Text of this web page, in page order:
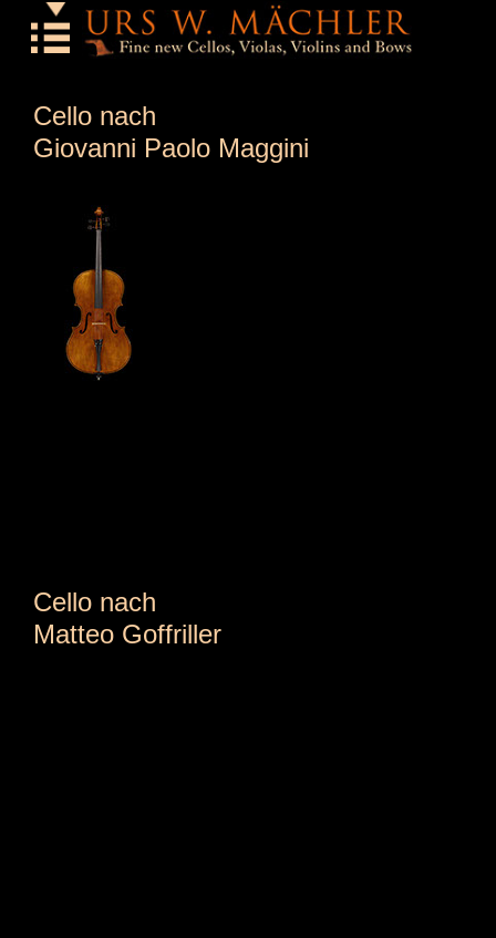
Cello nach
Giovanni Paolo Maggini
Instrumente
Cello nach
Matteo Goffriller